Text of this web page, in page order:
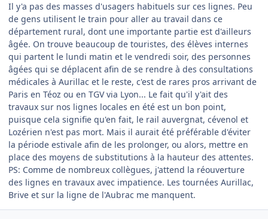
Il y'a pas des masses d'usagers habituels sur ces lignes. Peu
de gens utilisent le train pour aller au travail dans ce
département rural, dont une importante partie est d'ailleurs
âgée. On trouve beaucoup de touristes, des élèves internes
qui partent le lundi matin et le vendredi soir, des personnes
âgées qui se déplacent afin de se rendre à des consultations
médicales à Aurillac et le reste, c'est de rares pros arrivant de
Paris en Téoz ou en TGV via Lyon... Le fait qu'il y'ait des
travaux sur nos lignes locales en été est un bon point,
puisque cela signifie qu'en fait, le rail auvergnat, cévenol et
Lozérien n'est pas mort. Mais il aurait été préférable d'éviter
la période estivale afin de les prolonger, ou alors, mettre en
place des moyens de substitutions à la hauteur des attentes.
PS: Comme de nombreux collègues, j'attend la réouverture
des lignes en travaux avec impatience. Les tournées Aurillac,
Brive et sur la ligne de l'Aubrac me manquent.